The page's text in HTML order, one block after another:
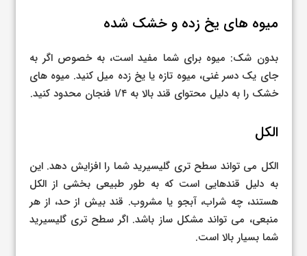
میوه های یخ زده و خشک شده
بدون شک: میوه برای شما مفید است، به خصوص اگر به
جای یک دسر غنی، میوه تازه یا یخ زده میل کنید. میوه های
خشک را به دلیل محتوای قند بالا به ۱/۴ فنجان محدود کنید.
الکل
الکل می تواند سطح تری گلیسیرید شما را افزایش دهد. این
به دلیل قندهایی است که به طور طبیعی بخشی از الکل
هستند، چه شراب، آبجو یا مشروب. قند بیش از حد، از هر
منبعی، می تواند مشکل ساز باشد. اگر سطح تری گلیسیرید
شما بسیار بالا است.